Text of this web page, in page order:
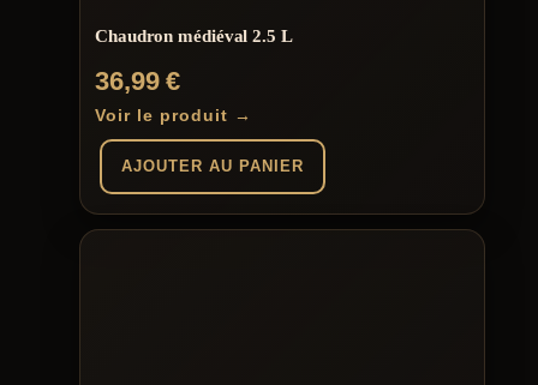
Chaudron médiéval 2.5 L
36,99€
Voir le produit →
AJOUTER AU PANIER